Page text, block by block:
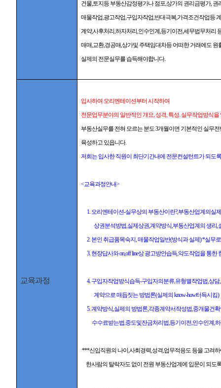
건물,토지등 부동산감정평가나 점포,상가의 권리금평가, 권
매물작업,광고작업,구입자작업,반대극복,가격조건작업등
계약,사후처리,하자처리,인수인계,등기이전,세무법무처리
매매,교환,경공매,상가및 주택임대차등 어떠한 거래에도 원
실제의 전문실무를 습득해야합니다.
교육과정
입사하여 오리엔테이션부터 시작하여
전문업무분야의 일반적인 개요, 성격, 특성. 실무작업방식을
부동산실무를 전혀 모르는 분도 3개월이면 기본적인 실무
육성하고 있읍니다.
저희는 입사한 직원이 최단기간내에 전문컨설턴트가 되도
<교육과정안내>
1. 오리엔테이션-실무상의 부동산이란?,부동산업계의실
상권분석방법,실제상권,계약방식,부동산업계의 생리,
2. 본인 취급품목숙지, 매물작업일반(방식과 실제) *실무
3. 현장답사와 on,off line상 광고방안습득,약도작업을 통한
4. 구입자작업방식습득-구입자의분류,유형별작업법,상담,
계약으로 매듭짓는 방법론(실제의 know-how터득시킴)
5. 계약방식,실제의 방법론,각종계약서작성법,중개물건
수수료받는법,중도및잔금처리법,등기이전,인수인계,
***신입직원의 나이,사회경력,성격,업무적응도 등을 고려
한사람의 탈락자도 없이 전원 부동산업계에 입문이 되도